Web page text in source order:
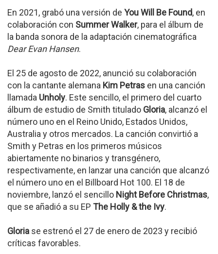
En 2021, grabó una versión de You Will Be Found, en
colaboración con Summer Walker, para el álbum de
la banda sonora de la adaptación cinematográfica
Dear Evan Hansen.
El 25 de agosto de 2022, anunció su colaboración
con la cantante alemana Kim Petras en una canción
llamada Unholy. Este sencillo, el primero del cuarto
álbum de estudio de Smith titulado Gloria, alcanzó el
número uno en el Reino Unido, Estados Unidos,
Australia y otros mercados. La canción convirtió a
Smith y Petras en los primeros músicos
abiertamente no binarios y transgénero,
respectivamente, en lanzar una canción que alcanzó
el número uno en el Billboard Hot 100. El 18 de
noviembre, lanzó el sencillo Night Before Christmas,
que se añadió a su EP The Holly & the Ivy.
Gloria se estrenó el 27 de enero de 2023 y recibió
críticas favorables.